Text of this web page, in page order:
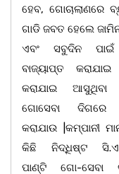
ହେବ, ଗୋଚାଲାଣରେ
ଗାଡି ଜବତ ହେଲେ
ଏବଂ ସବୁଦିନ ପାଇଁ
ବାଜ୍ୟାପ୍ତ କରାଯାଇ
କରାଯାଇ ଆସୁଥିବା
ଗୋସେବା ଦିଗରେ
କରାଯାଉ |କମ୍ପାନୀ
କିଛି ନିଦ୍ଧିଷ୍ଟ
ପାଣ୍ଟି ଗୋ-ସେବା